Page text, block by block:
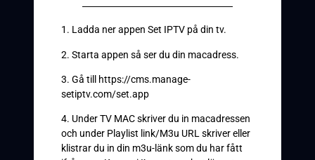
1. Ladda ner appen Set IPTV på din tv.
2. Starta appen så ser du din macadress.
3. Gå till https://cms.manage-
setiptv.com/set.app
4. Under TV MAC skriver du in macadressen
och under Playlist link/M3u URL skriver eller
klistrar du in din m3u-länk som du har fått